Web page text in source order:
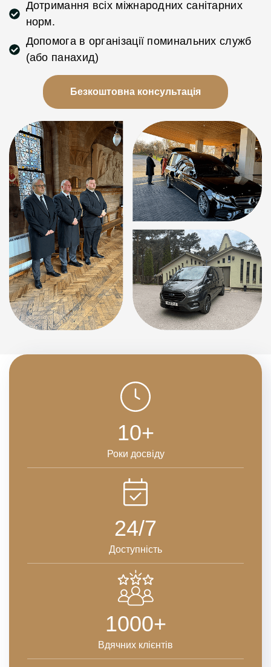
Дотримання всіх міжнародних санітарних
норм.
Допомога в організації поминальних служб
(або панахид)
Безкоштовна консультація
10+
Роки досвіду
24/7
Доступність
1000+
Вдячних клієнтів